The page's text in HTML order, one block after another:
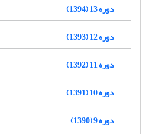
دوره 13 (1394)
دوره 12 (1393)
دوره 11 (1392)
دوره 10 (1391)
دوره 9 (1390)